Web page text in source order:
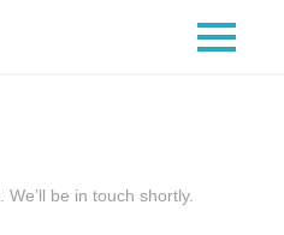
be in touch shortly.